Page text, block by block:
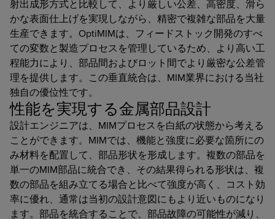
射出成形方式と比較して、より厳しい公差、高密度、滑ら
かな表面仕上げを実現しながら、精密で複雑な部品を大量
生産できます。OptiMIMは、フィードストック開発のすべ
ての変数と製造プロセスを管理しているため、より高い工
程能力により、部品間およびロット間でより厳密な公差管
理を提供します。この垂直統合は、MIM業界における当社
独自の優位性です。
性能を実現する金属部品設計
設計エンジニアは、MIMプロセスを白紙の状態から考える
ことができます。MIMでは、機能と強度に必要な箇所にの
み材料を配置して、部品形状を形成します。複数の部品を
単一のMIM部品に統合でき、その結果得られる形状は、複
数の部品を組み立てる場合と比べて強度が高く、コスト効
率に優れ、通常は当初の設計意図にもより近いものになり
ます。部品を統合することで、部品故障の可能性が減り、